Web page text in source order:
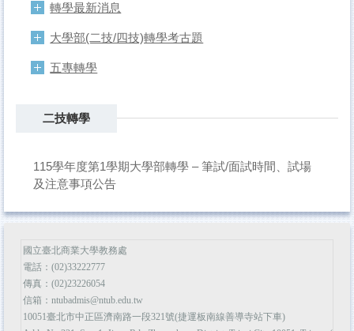
轉學最新消息
大學部(二技/四技)轉學考古題
五專轉學
二技轉學
115學年度第1學期大學部轉學 – 筆試/面試時間、試場
及注意事項公告
國立臺北商業大學教務處
電話：(02)33222777
傳真：(02)23226054
信箱：ntubadmis@ntub.edu.tw
10051臺北市中正區濟南路一段321號(捷運板南線善導寺站下車)